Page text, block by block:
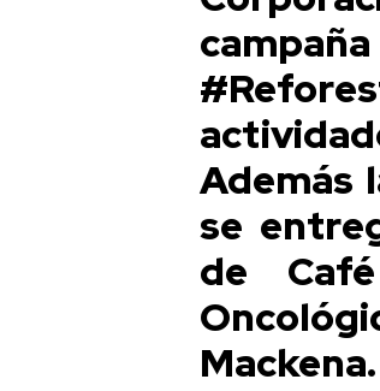
campaña
Además
se
de
Mackena.